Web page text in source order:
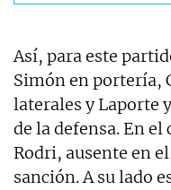
Así, para este
Simón en portería,
laterales y Laporte
de la defensa. En
Rodri, ausente en
sanción. A su lado